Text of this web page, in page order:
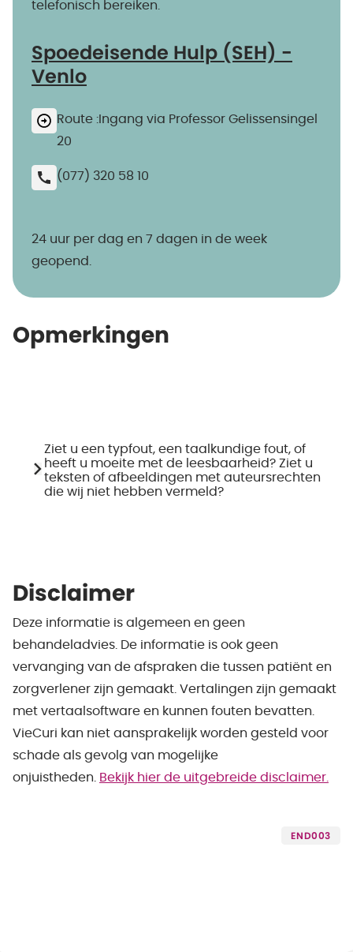
telefonisch bereiken.
Spoedeisende Hulp (SEH) -
Venlo
Route :Ingang via Professor Gelissensingel
20
(077) 320 58 10
24 uur per dag en 7 dagen in de week
geopend.
Opmerkingen
Ziet u een typfout, een taalkundige fout, of
heeft u moeite met de leesbaarheid? Ziet u
teksten of afbeeldingen met auteursrechten
die wij niet hebben vermeld?
Disclaimer
Deze informatie is algemeen en geen
behandeladvies. De informatie is ook geen
vervanging van de afspraken die tussen patiënt en
zorgverlener zijn gemaakt. Vertalingen zijn gemaakt
met vertaalsoftware en kunnen fouten bevatten.
VieCuri kan niet aansprakelijk worden gesteld voor
schade als gevolg van mogelijke
onjuistheden.
Bekijk hier de uitgebreide disclaimer.
END003